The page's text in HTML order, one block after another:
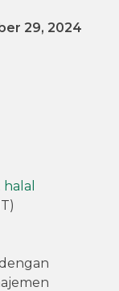
29, 2024